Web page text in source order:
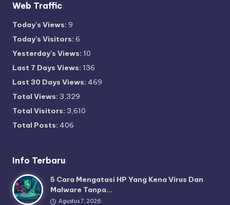
Web Traffic
Today's Views: 9
Today's Visitors: 6
Yesterday's Views: 10
Last 7 Days Views: 136
Last 30 Days Views: 469
Total Views: 3,329
Total Visitors: 3,610
Total Posts: 406
Info Terbaru
5 Cara Mengatasi HP Yang Kena Virus Dan
Malware Tanpa…
Agustus 7, 2026